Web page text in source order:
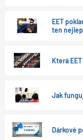
EET
ten
Která
Jak
Dárkové